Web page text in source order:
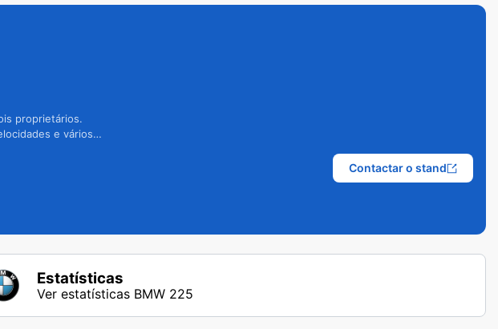
proprietários.
e vários
Contactar o stand
Estatísticas
Ver estatísticas BMW 225